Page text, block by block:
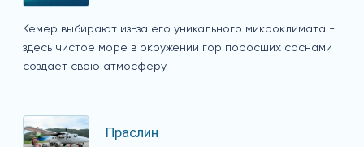
Кемер выбирают из-за его уникального микроклимата -
здесь чистое море в окружении гор поросших соснами
создает свою атмосферу.
Праслин